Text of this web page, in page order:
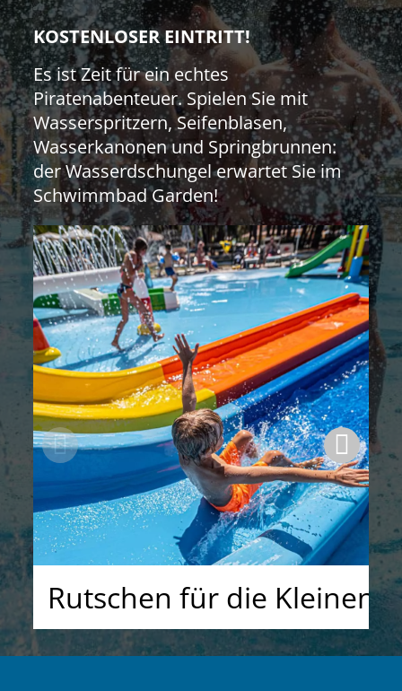
KOSTENLOSER EINTRITT!
Es ist Zeit für ein echtes
Piratenabenteuer. Spielen Sie mit
Wasserspritzern, Seifenblasen,
Wasserkanonen und Springbrunnen:
der Wasserdschungel erwartet Sie im
Schwimmbad Garden!
Rutschen für die Kleinen